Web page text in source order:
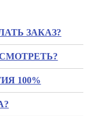
ЗАКАЗ?
100%